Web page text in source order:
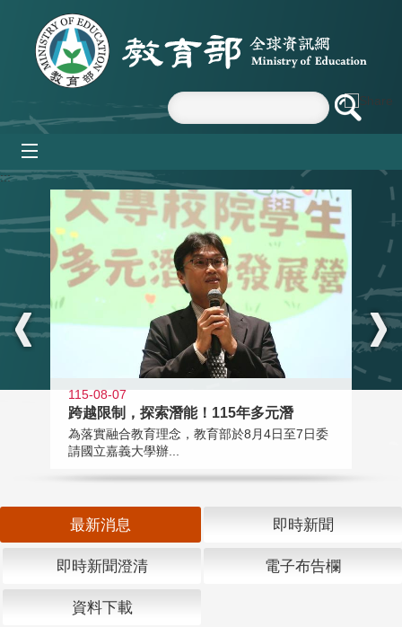
跳到主要內容區塊
:::
115-08-07
跨越限制，探索潛能！115年多元潛
為落實融合教育理念，教育部於8月4日至7日委
請國立嘉義大學辦...
最新消息 即時新聞
即時新聞澄清 電子布告欄
資料下載